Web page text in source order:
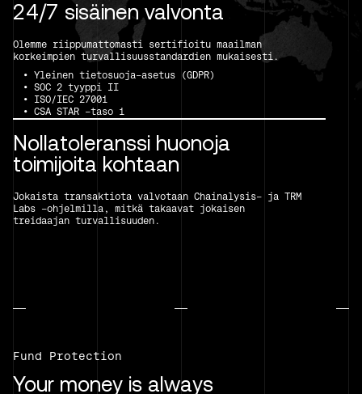
24/7 sisäinen valvonta
Olemme riippumattomasti sertifioitu maailman
korkeimpien turvallisuusstandardien mukaisesti.
• Yleinen tietosuoja-asetus (GDPR)
• SOC 2 tyyppi II
• ISO/IEC 27001
• CSA STAR -taso 1
Nollatoleranssi huonoja
toimijoita kohtaan
Jokaista transaktiota valvotaan Chainalysis- ja TRM
Labs -ohjelmilla, mitkä takaavat jokaisen
treidaajan turvallisuuden.
Fund Protection
Your money is always